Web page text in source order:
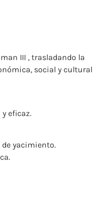
III​ , trasladando la
social y cultural
eficaz.
yacimiento.